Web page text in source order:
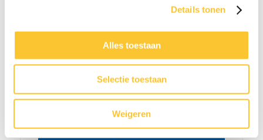
Details tonen
Alles toestaan
Selectie toestaan
Weigeren
Neem nu contact met ons op: